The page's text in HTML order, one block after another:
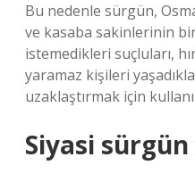
Bu nedenle sürgün,
ve kasaba sakinlerinin
istemedikleri suçluları,
yaramaz kişileri
uzaklaştırmak için
Siyasi